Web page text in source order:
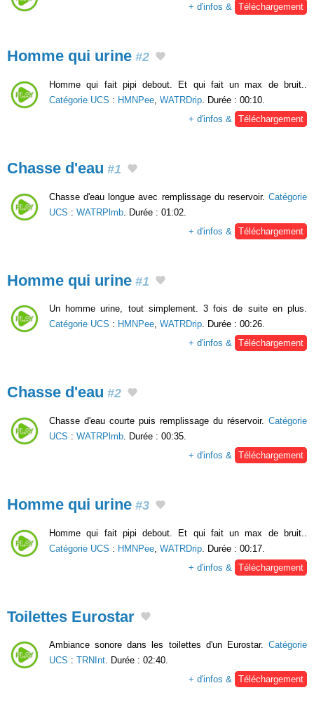
+ d'infos & Téléchargement
Homme qui urine #2
Homme qui fait pipi debout. Et qui fait un max de bruit..
Catégorie UCS : HMNPee WATRDrip . Durée : 00:10.
+ d'infos &
Téléchargement
Chasse d'eau #1
Chasse d'eau longue avec remplissage du reservoir. Catégorie
UCS : WATRPlmb . Durée : 01:02.
+ d'infos &
Téléchargement
Homme qui urine #1
Un homme urine, tout simplement. 3 fois de suite en plus.
Catégorie UCS : HMNPee, WATRDrip. Durée : 00:26.
+ d'infos & Téléchargement
Chasse d'eau #2
Chasse d'eau courte puis remplissage du réservoir. Catégorie
UCS : WATRPlmb . Durée : 00:35.
+ d'infos &
Téléchargement
Homme qui urine #3
Homme qui fait pipi debout. Et qui fait un max de bruit..
Catégorie UCS : HMNPee WATRDrip . Durée : 00:17.
+ d'infos &
Téléchargement
Toilettes Eurostar
Ambiance sonore dans les toilettes d'un Eurostar. Catégorie
UCS : TRNInt. Durée : 02:40.
+ d'infos & Téléchargement